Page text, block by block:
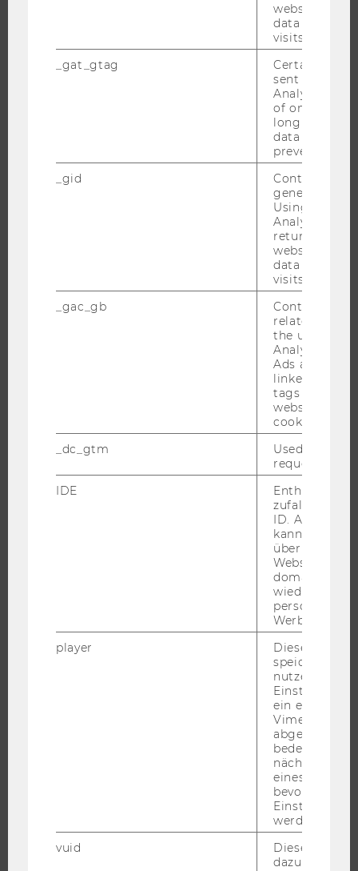
EXECUTIVE EDUCATION
INTERNATIONALE UND INCOMING EXCHANGE STUDIERENDE
ANGEBOTE FÜR SCHULEN UND STUDIENINTERESSIERTE
STUDENT CLUBS
FORSCHENDE
UNIVERSITÄT
ÜBER DIE WU
WU FOUNDATION
JOBS MIT WU-STUDIUM
website and
data from
visits.
_gat_gtag
Certain data
sent to
Analytics a
of once per
long as it is
data
prevented.
_gid
Contains a
generated
Using this
Analytics can
returning
website and
data from
visits.
_gac_gb
Contains
related
the user. If
Analytics and
Ads accounts
linked, the
tags on the
website read
cookie.
_dc_gtm
Used to
request rate.
IDE
Enthält eine
ID. Anhand
kann Google
über
Websites
Werbung
player
Dieses Cookie
speichert
ein
Vimeo-Video
abgespielt
bedeutet,
nächsten
eines Vimeo-
bevorzugten
werden.
vuid
Dieser
dazu